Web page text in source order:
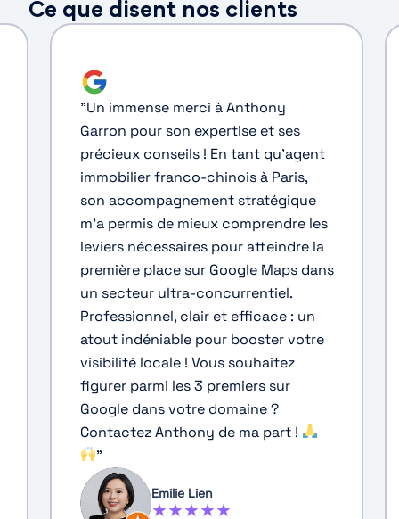
Ce que disent nos clients
"Un immense merci à Anthony
Garron pour son expertise et ses
précieux conseils ! En tant qu'agent
immobilier franco-chinois à Paris,
son accompagnement stratégique
m'a permis de mieux comprendre les
leviers nécessaires pour atteindre la
première place sur Google Maps dans
un secteur ultra-concurrentiel.
Professionnel, clair et efficace : un
atout indéniable pour booster votre
visibilité locale ! Vous souhaitez
figurer parmi les 3 premiers sur
Google dans votre domaine ?
Contactez Anthony de ma part !
"
Emilie Lien
★★★★★